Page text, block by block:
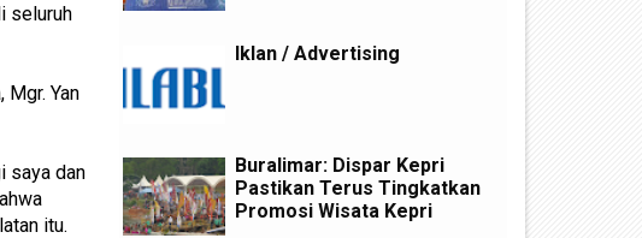
seluruh
Mgr. Yan
saya dan
itu.
Iklan / Advertising
Buralimar: Dispar Kepri
Pastikan Terus Tingkatkan
Promosi Wisata Kepri